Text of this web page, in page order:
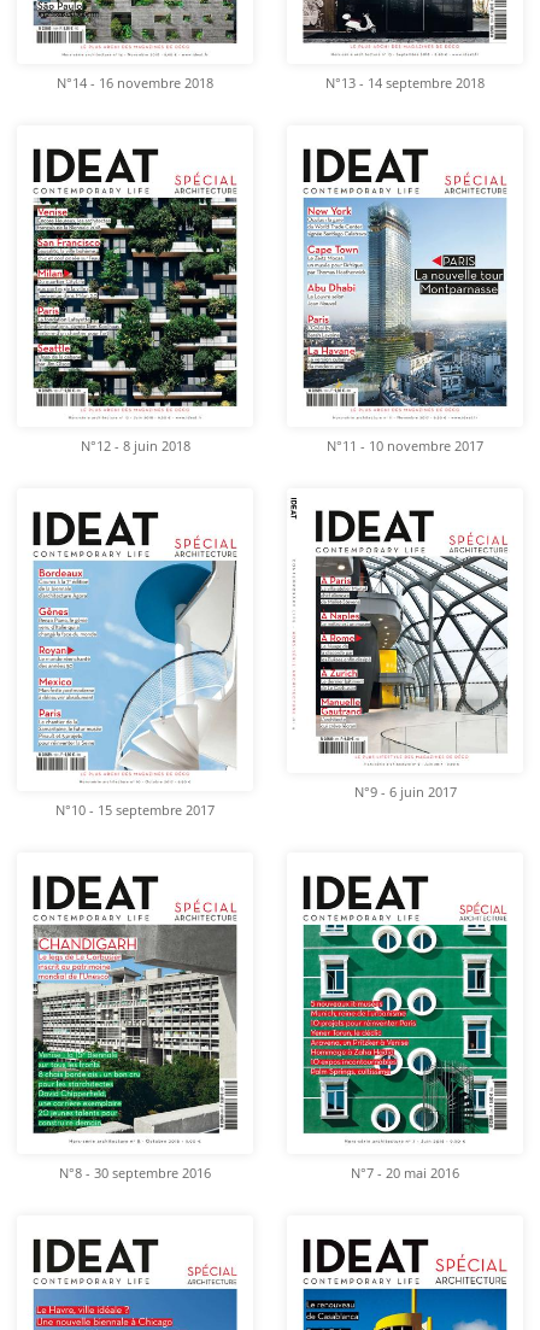
N°14 - 16 novembre 2018 N°13 - 14 septembre 2018
N°12 - 8 juin 2018 N°11 - 10 novembre 2017
N°10 - 15 septembre 2017
N°9 - 6 juin 2017
N°8 - 30 septembre 2016 N°7 - 20 mai 2016